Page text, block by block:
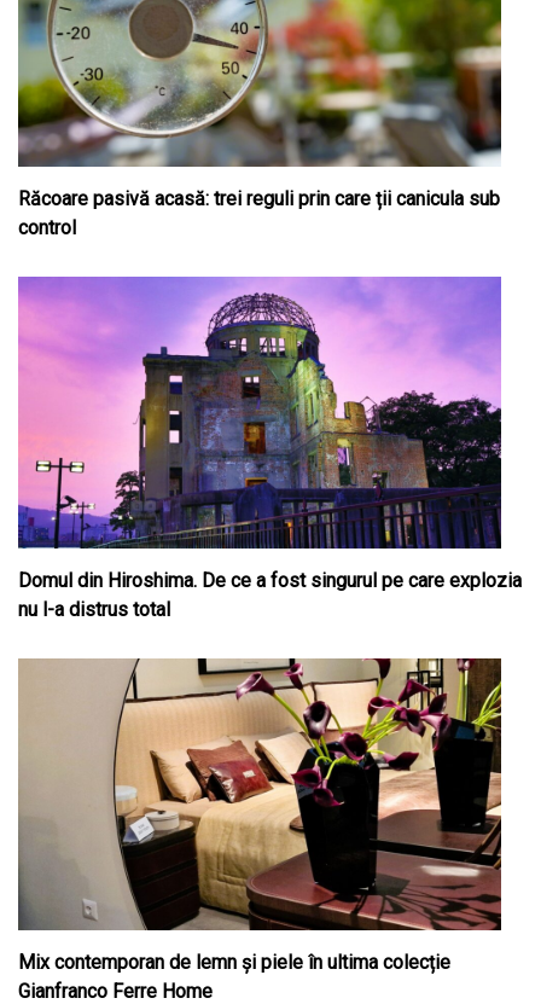
Răcoare pasivă acasă: trei reguli prin care ții canicula sub
control
Domul din Hiroshima. De ce a fost singurul pe care explozia
nu l-a distrus total
Mix contemporan de lemn şi piele în ultima colecție
Gianfranco Ferre Home